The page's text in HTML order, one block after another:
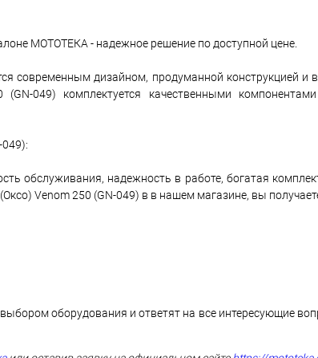
МОТОТЕКА - надежное решение по доступной цене.
современным дизайном, продуманной конструкцией и
049) комплектуется качественными
обслуживания, надежность в работе, богатая
Venom 250 (GN-049) в в нашем магазине, вы
оборудования и ответят на все интересующие